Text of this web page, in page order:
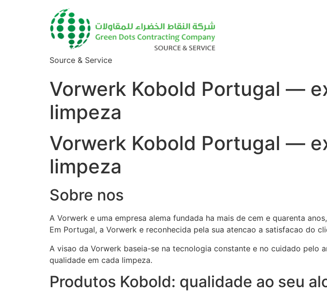
Source & Service
Vorwerk Kobold Portugal —
limpeza
Vorwerk Kobold Portugal —
limpeza
Sobre nos
A Vorwerk e uma empresa alema fundada ha mais de cem e quarenta
Em Portugal, a Vorwerk e reconhecida pela sua atencao a satisfacao do
A visao da Vorwerk baseia-se na tecnologia constante e no cuidado pelo
qualidade em cada limpeza.
Produtos Kobold: qualidade ao seu